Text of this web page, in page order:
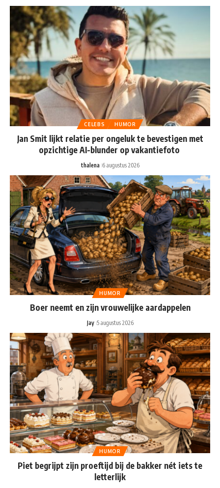
CELEBS HUMOR
Jan Smit lijkt relatie per ongeluk te bevestigen met
opzichtige AI-blunder op vakantiefoto
thalena 6 augustus 2026
HUMOR
Boer neemt en zijn vrouwelijke aardappelen
Jay 5 augustus 2026
HUMOR
Piet begrijpt zijn proeftijd bij de bakker nét iets te
letterlijk